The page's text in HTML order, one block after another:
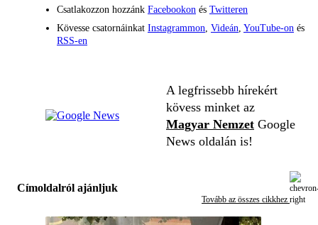
Csatlakozzon hozzánk Facebookon és Twitteren
Kövesse csatornáinkat Instagrammon Videán YouTube-on és
RSS-en
A legfrissebb hírekért
kövess minket az
Magyar Nemzet Google
News oldalán is!
Címoldalról ajánljuk
Tovább az összes cikkhez